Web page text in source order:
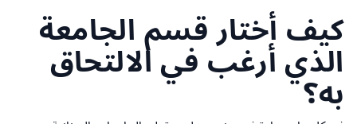
كيف أختار قسم الجامعة
الذي أرغب في الالتحاق
به؟